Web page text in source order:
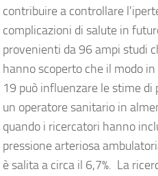
contribuire a controllare
complicazioni di salute in
provenienti da 96 ampi studi
hanno scoperto che il modo
19 può influenzare le stime
un operatore sanitario in
quando i ricercatori hanno
pressione arteriosa
è salita a circa il 6,7%. La